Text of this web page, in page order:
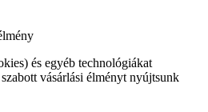
és egyéb technológiákat
vásárlási élményt nyújtsunk